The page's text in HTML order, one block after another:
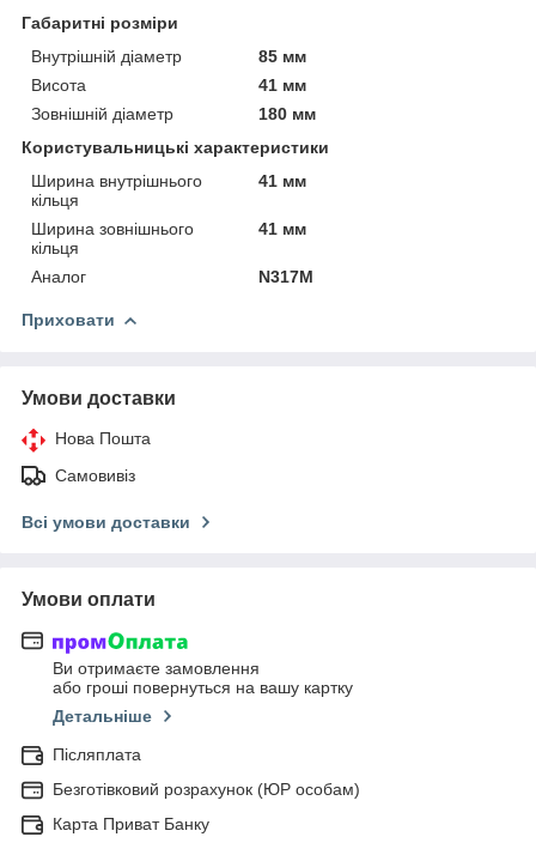
Габаритні розміри
Внутрішній діаметр
85 мм
Висота
41 мм
Зовнішній діаметр
180 мм
Користувальницькі характеристики
Ширина внутрішнього
кільця
41 мм
Ширина зовнішнього
кільця
41 мм
Аналог N317M
Приховати
Умови доставки
Нова Пошта
Самовивіз
Всі умови доставки
Умови оплати
Ви отримаєте замовлення
або гроші повернуться на вашу картку
Детальніше
Післяплата
Безготівковий розрахунок (ЮР особам)
Карта Приват Банку